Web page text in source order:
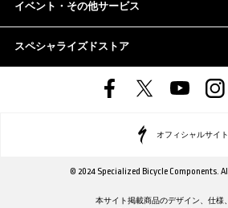
イベント・その他サービス
スペシャライズドストア
オフィシャルサイト
© 2024 Specialized Bicycle Components.
本サイト掲載商品のデザイン、仕様